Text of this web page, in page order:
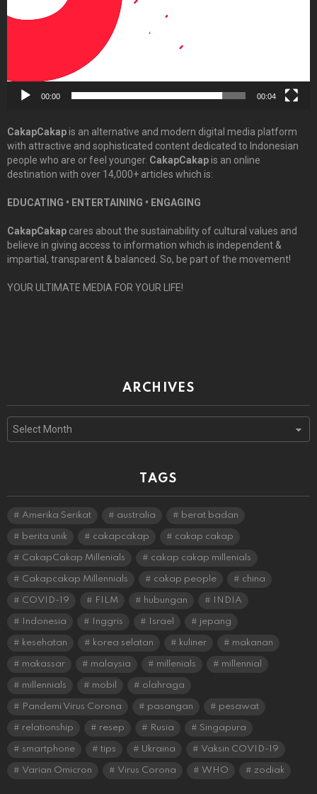
00:00 00:04
CakapCakapis an alternative and modern digital media platform
with attractive and sophisticated content dedicated to Indonesian
people who are or feel younger. CakapCakapis an online
destination with over 14,000+ articles which is:
EDUCATING • ENTERTAINING • ENGAGING
CakapCakap cares about the sustainability of cultural values and
believe in giving access to information which is independent &
impartial, transparent & balanced. So, be part of the movement!
YOUR ULTIMATE MEDIA FOR YOUR LIFE!
ARCHIVES
TAGS
Amerika Serikat australia berat badan
berita unik cakapcakap cakap cakap
CakapCakap Millenials cakap cakap millenials
Cakapcakap Millennials cakap people china
COVID-19 FILM hubungan INDIA
Indonesia Inggris Israel jepang
kesehatan korea selatan kuliner makanan
makassar malaysia millenials millennial
millennials mobil olahraga
Pandemi Virus Corona pasangan pesawat
relationship resep Rusia Singapura
smartphone tips Ukraina Vaksin COVID-19
Varian Omicron Virus Corona WHO zodiak